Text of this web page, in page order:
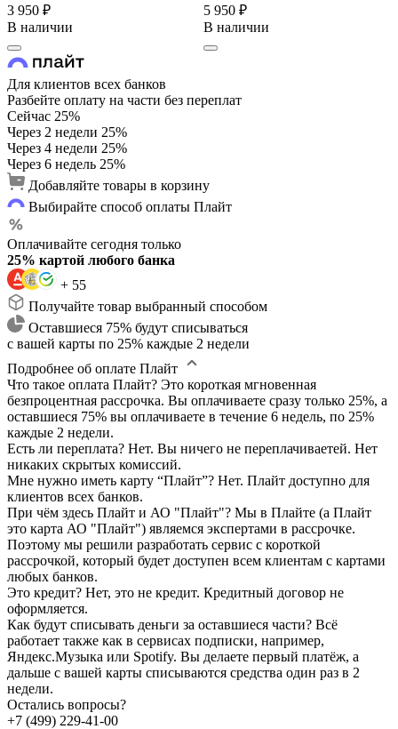
3 950 ₽
В наличии
5 950 ₽
В наличии
Для клиентов всех банков
Разбейте оплату на части без переплат
Сейчас 25%
Через 2 недели 25%
Через 4 недели 25%
Через 6 недель 25%
Добавляйте товары в корзину
Выбирайте способ оплаты Плайт
Оплачивайте сегодня только
25% картой любого банка
+ 55
Получайте товар выбранный способом
Оставшиеся 75% будут списываться
с вашей карты по 25% каждые 2 недели
Подробнее об оплате Плайт
Что такое оплата Плайт? Это короткая мгновенная
безпроцентная рассрочка. Вы оплачиваете сразу только 25%, а
оставшиеся 75% вы оплачиваете в течение 6 недель, по 25%
каждые 2 недели.
Есть ли переплата? Нет. Вы ничего не переплачиваетей. Нет
никаких скрытых комиссий.
Мне нужно иметь карту “Плайт”? Нет. Плайт доступно для
клиентов всех банков.
При чём здесь Плайт и АО "Плайт"? Мы в Плайте (а Плайт
это карта АО "Плайт") являемся экспертами в рассрочке.
Поэтому мы решили разработать сервис с короткой
рассрочкой, который будет доступен всем клиентам с картами
любых банков.
Это кредит? Нет, это не кредит. Кредитный договор не
оформляется.
Как будут списывать деньги за оставшиеся части? Всё
работает также как в сервисах подписки, например,
Яндекс.Музыка или Spotify. Вы делаете первый платёж, а
дальше с вашей карты списываются средства один раз в 2
недели.
Остались вопросы?
+7 (499) 229-41-00